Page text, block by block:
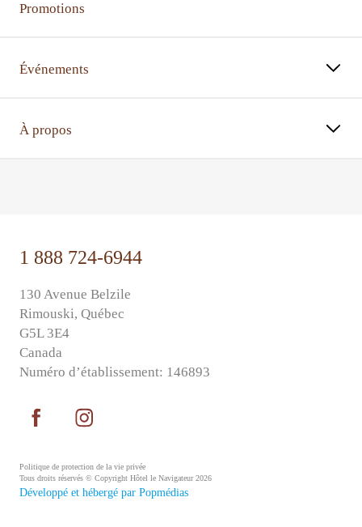
Promotions
Événements
À propos
1 888 724-6944
130 Avenue Belzile
Rimouski, Québec
G5L 3E4
Canada
Numéro d’établissement: 146893
Politique de protection de la vie privée
Tous droits réservés © Copyright Hôtel le Navigateur 2026
Développé et hébergé par Popmédias